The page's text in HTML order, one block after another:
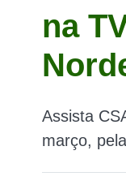
na
Assista
março,